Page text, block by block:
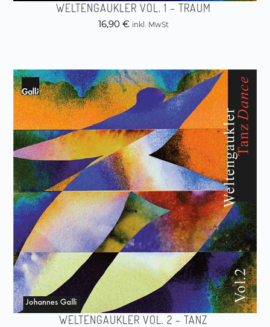
WELTENGAUKLER VOL. 1 – TRAUM
16,90 € inkl. MwSt
WELTENGAUKLER VOL. 2 – TANZ